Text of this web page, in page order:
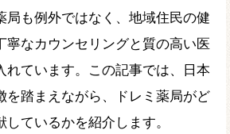
局も例外ではなく、地域住民の健
寧なカウンセリングと質の高い医
れています。この記事では、日本
を踏まえながら、ドレミ薬局がど
ているかを紹介します。